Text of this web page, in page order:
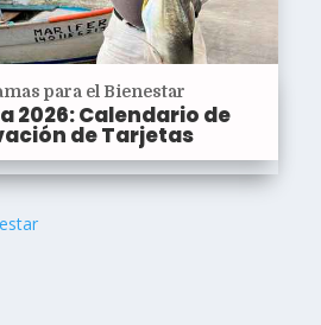
para el Bienestar
2026: Calendario de
de Tarjetas